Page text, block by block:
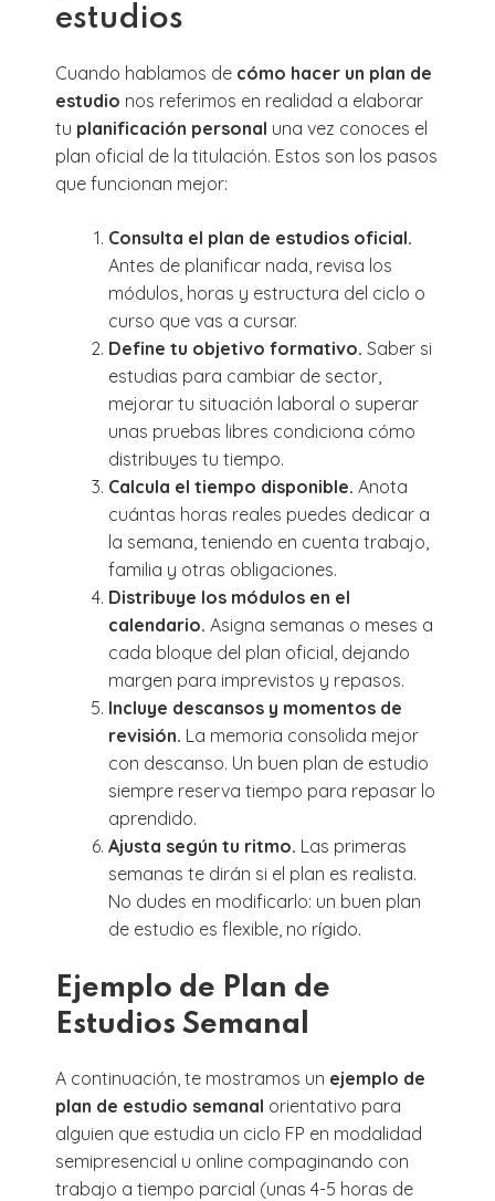
estudios
Cuando hablamos de cómo hacer un plan de
estudio nos referimos en realidad a elaborar
tu planificación personal una vez conoces el
plan oficial de la titulación. Estos son los pasos
que funcionan mejor:
Consulta el plan de estudios oficial.
Antes de planificar nada, revisa los
módulos, horas y estructura del ciclo o
curso que vas a cursar.
Define tu objetivo formativo. Saber si
estudias para cambiar de sector,
mejorar tu situación laboral o superar
unas pruebas libres condiciona cómo
distribuyes tu tiempo.
Calcula el tiempo disponible. Anota
cuántas horas reales puedes dedicar a
la semana, teniendo en cuenta trabajo,
familia y otras obligaciones.
Distribuye los módulos en el
calendario. Asigna semanas o meses a
cada bloque del plan oficial, dejando
margen para imprevistos y repasos.
Incluye descansos y momentos de
revisión. La memoria consolida mejor
con descanso. Un buen plan de estudio
siempre reserva tiempo para repasar lo
aprendido.
Ajusta según tu ritmo. Las primeras
semanas te dirán si el plan es realista.
No dudes en modificarlo: un buen plan
de estudio es flexible, no rígido.
Ejemplo de Plan de
Estudios Semanal
A continuación, te mostramos un ejemplo de
plan de estudio semanal orientativo para
alguien que estudia un ciclo FP en modalidad
semipresencial u online compaginando con
trabajo a tiempo parcial (unas 4-5 horas de